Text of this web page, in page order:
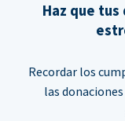
Haz que
Recordar los
las